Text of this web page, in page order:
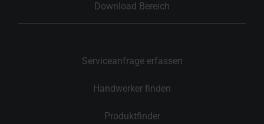
Download Bereich
Serviceanfrage erfassen
Handwerker finden
Produktfinder